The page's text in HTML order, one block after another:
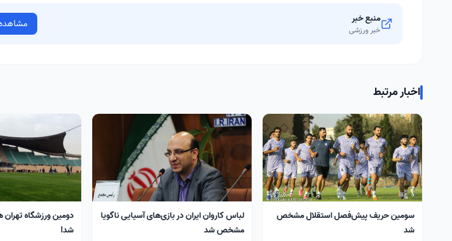
منبع خبر
خبر ورزشی
اخبار مرتبط
سومین حریف پیش‌فصل استقلال مشخص
شد
لباس کاروان ایران در بازی‌های آسیایی ناگویا
مشخص شد
دومین ورزشگاه
شد!